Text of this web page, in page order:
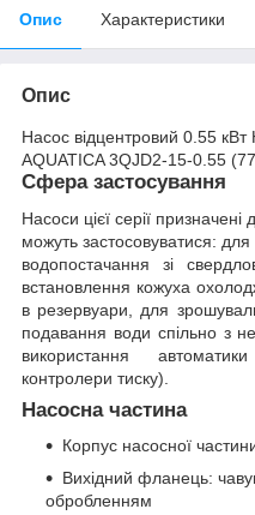
Опис Характеристики
Опис
Насос відцентровий 0.55
AQUATICA 3QJD2-15-0.55
Сфера застосування
Насоси цієї серії
можуть застосовуватися:
водопостачання зі
встановлення кожуха
в резервуари, для
подавання води спільно з
використання
контролери тиску).
Насосна частина
Корпус насосної
Вихідний фланець:
обробленням